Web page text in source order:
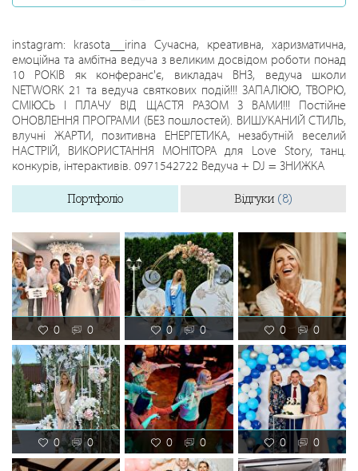
instagram: krasota__irina Cучасна, креативна, харизматична,
емоційна та амбітна ведуча з великим досвідом роботи понад
10 РОКІВ як конферанс'є, викладач ВНЗ, ведуча школи
NETWORK 21 та ведуча святкових подій!!! ЗАПАЛЮЮ, ТВОРЮ,
СМІЮСЬ І ПЛАЧУ ВІД ЩАСТЯ РАЗОМ З ВАМИ!!! Постійне
ОНОВЛЕННЯ ПРОГРАМИ (БЕЗ пошлостей). ВИШУКАНИЙ СТИЛЬ,
влучні ЖАРТИ, позитивна ЕНЕРГЕТИКА, незабутній веселий
НАСТРІЙ, ВИКОРИСТАННЯ МОНІТОРА для Lovе Story, танц.
конкурів, інтерактивів. 0971542722 Ведуча + DJ = ЗНИЖКА
Портфоліо Відгуки (8)
0 0 0 0 0 0
0 0 0 0 0 0